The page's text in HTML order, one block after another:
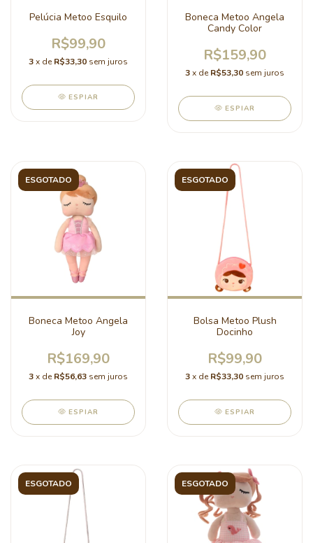
Pelúcia Metoo Esquilo
R$99,90
3x de R$33,30 sem juros
ESPIAR
Boneca Metoo Angela
Candy Color
R$159,90
3x de R$53,30 sem juros
ESPIAR
ESGOTADO
Boneca Metoo Angela
Joy
R$169,90
3x de R$56,63 sem juros
ESPIAR
ESGOTADO
Bolsa Metoo Plush
Docinho
R$99,90
3x de R$33,30 sem juros
ESPIAR
ESGOTADO ESGOTADO